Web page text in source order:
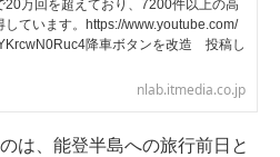
20万回を超えており、7200件以上の高
しています。https://www.youtube.com/
降車ボタンを改造 投稿し
nlab.itmedia.co.jp
は、能登半島への旅行前日と